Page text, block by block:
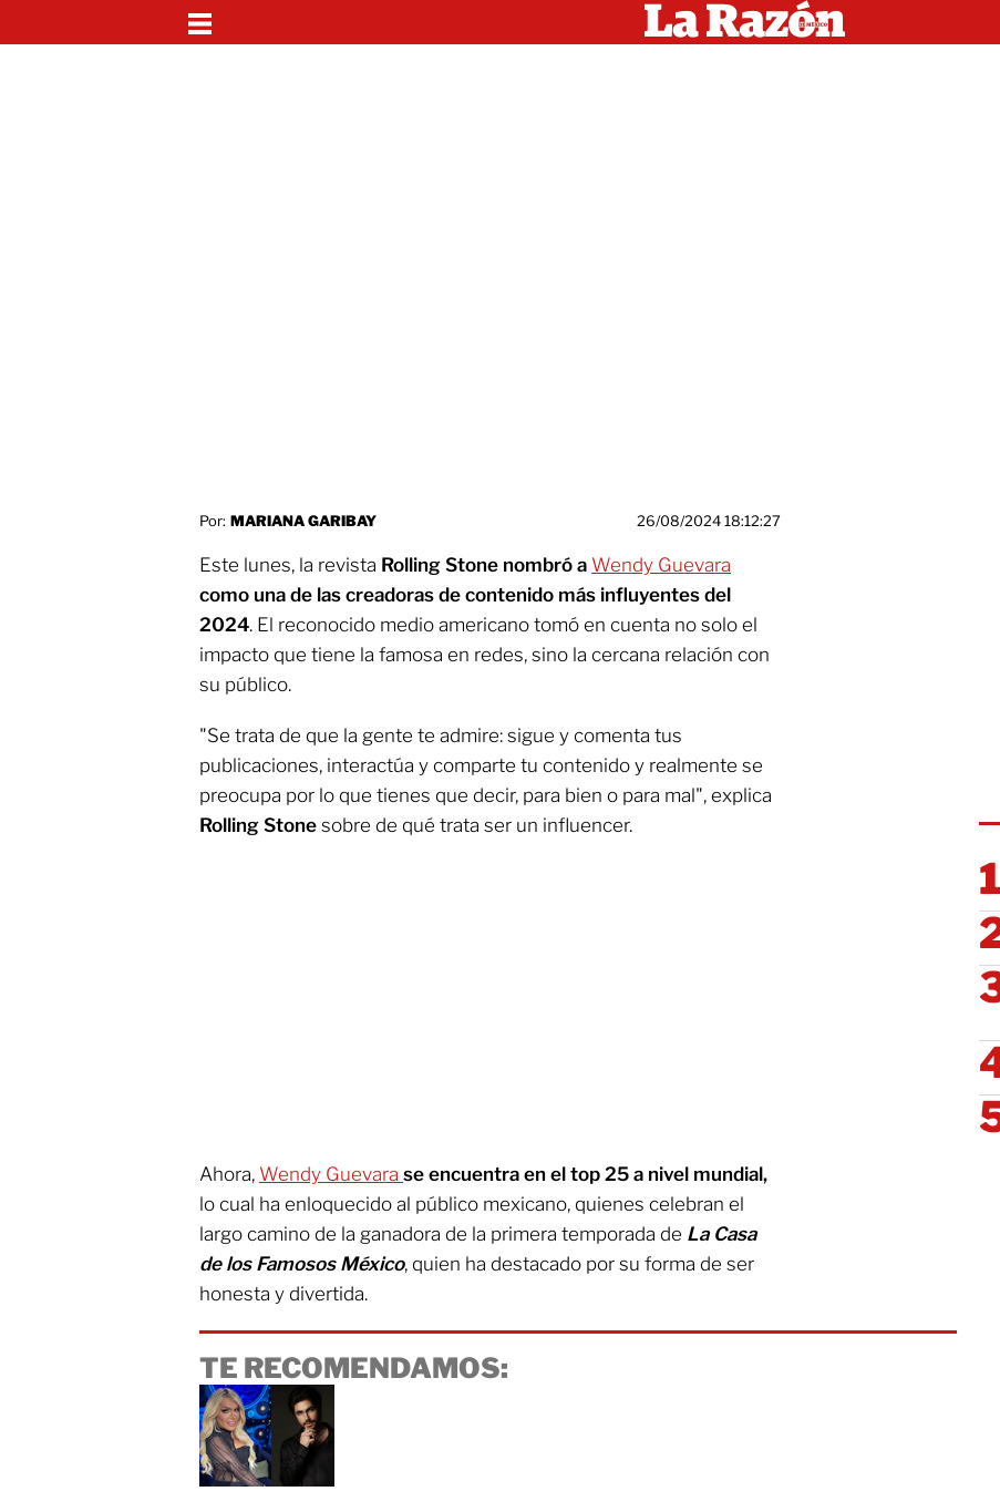
Por: MARIANA GARIBAY 26/08/2024 18:12:27
Este lunes, la revista Rolling Stone nombró a Wendy Guevara
como una de las creadoras de contenido más influyentes del
2024. El reconocido medio americano tomó en cuenta no solo el
impacto que tiene la famosa en redes, sino la cercana relación con
su público.
"Se trata de que la gente te admire: sigue y comenta tus
publicaciones, interactúa y comparte tu contenido y realmente se
preocupa por lo que tienes que decir, para bien o para mal", explica
Rolling Stone sobre de qué trata ser un influencer.
Ahora, Wendy Guevara se encuentra en el top 25 a nivel mundial,
lo cual ha enloquecido al público mexicano, quienes celebran el
largo camino de la ganadora de la primera temporada de La Casa
de los Famosos México, quien ha destacado por su forma de ser
honesta y divertida.
TE RECOMENDAMOS: